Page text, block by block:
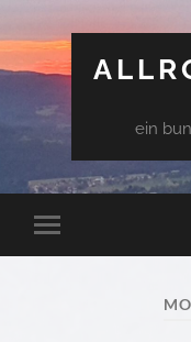
ein
Mobile-
Menü